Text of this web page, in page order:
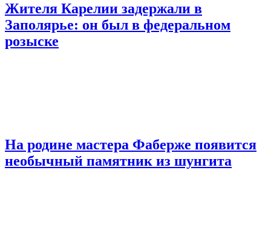
Жителя Карелии задержали в
Заполярье: он был в федеральном
розыске
На родине мастера Фаберже появится
необычный памятник из шунгита